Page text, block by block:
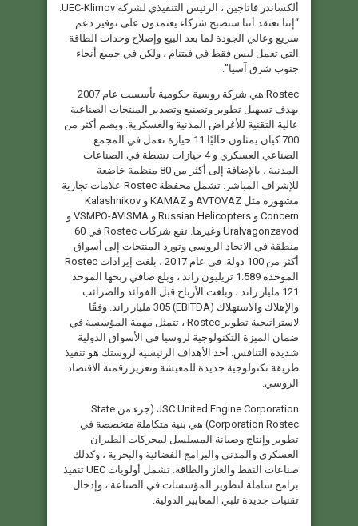
ألكساندر فاتاجين ، الرئيس التنفيذي لشركة UEC-Klimov:
“إننا نعتقد أننا سنصبح شركاء يعتمدون على توفير دعم
سريع وعالي الجودة لما بعد البيع وإصلاح وحدات الطاقة
التي تعمل ليس فقط في فيتنام ، ولكن في جميع أنحاء
جنوب شرق آسيا”.
Rostec هي شركة روسية حكومية تأسست عام 2007
بهدف تسهيل تطوير وتصنيع وتصدير المنتجات الصناعية
عالية التقنية للأغراض المدنية والعسكرية. ويضم أكثر من
700 كيان يمثلون حاليًا 11 حيازة تعمل في المجمع
الصناعي العسكري و 4 حيازات نشطة في الصناعات
المدنية ، بالإضافة إلى أكثر من 80 منظمة خاضعة
للإشراف المباشر. تشمل محفظة Rostec علامات تجارية
مشهورة مثل AVTOVAZ و KAMAZ و Kalashnikov
Concern و Russian Helicopters و VSMPO-AVISMA و
Uralvagonzavod وغيرها. تقع شركات Rostec في 60
منطقة في الاتحاد الروسي وتورد المنتجات إلى أسواق
أكثر من 100 دولة. في عام 2017 ، بلغت إيرادات Rostec
الموحدة 1.589 تريليون راند ، وبلغ صافي ربحها الموحد
121 مليار راند ، وبلغت الأرباح قبل الفوائد والضرائب
والإهلاك والاستهلاك (EBITDA) 305 مليار راند. وفقًا
لاستراتيجية تطوير Rostec ، تتمثل مهمة المؤسسة في
ضمان الميزة التكنولوجية لروسيا في الأسواق الدولية
شديدة التنافس. أحد الأهداف الرئيسية لروستك هو تنفيذ
طريقة تكنولوجية جديدة للمعيشة وتعزيز رقمنة الاقتصاد
الروسي.
JSC United Engine Corporation (جزء من State
Corporation Rostec) هي بنية متكاملة متخصصة في
تطوير وإنتاج وصيانة المسلسل لمحركات الطيران
العسكري والمدني والبرامج الفضائية والبحرية ، وكذلك
صناعات النفط والغاز والطاقة. تشمل أولويات UEC تنفيذ
برامج شاملة لتطوير المؤسسات في الصناعة ، وإدخال
تقنيات جديدة تلبي المعايير الدولية.